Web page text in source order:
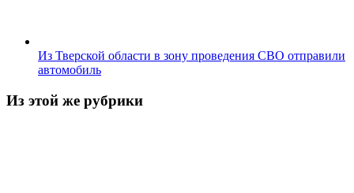
Из Тверской области в зону проведения СВО отправили
автомобиль
Из этой же рубрики